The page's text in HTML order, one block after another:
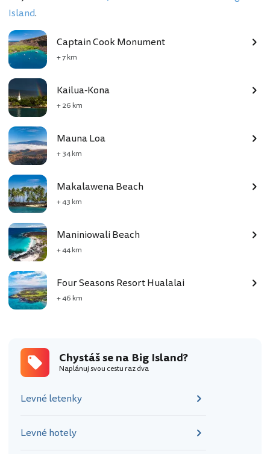
Island.
Captain Cook Monument
+ 7 km
Kailua-Kona
+ 26 km
Mauna Loa
+ 34 km
Makalawena Beach
+ 43 km
Maniniowali Beach
+ 44 km
Four Seasons Resort Hualalai
+ 46 km
Chystáš se na Big Island?
Naplánuj svou cestu raz dva
Levné letenky
Levné hotely